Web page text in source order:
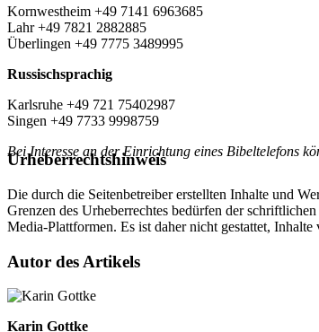
Kornwestheim +49 7141 6963685
Lahr +49 7821 2882885
Überlingen +49 7775 3489995
Russischsprachig
Karlsruhe +49 721 75402987
Singen +49 7733 9998759
Bei Interesse an der Einrichtung eines Bibeltelefons
Urheberrechtshinweis
Die durch die Seitenbetreiber erstellten Inhalte und
Grenzen des Urheberrechtes bedürfen der
Media-Plattformen. Es ist daher nicht gestattet,
Autor des Artikels
Karin Gottke